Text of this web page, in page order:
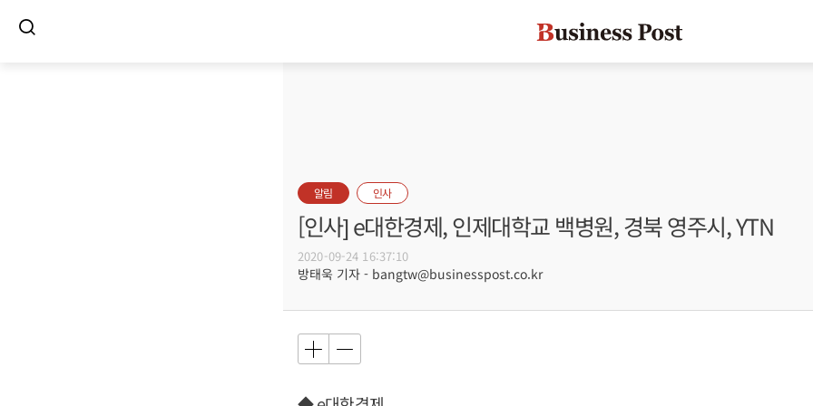
알림 인사
[인사] e대한경제, 인제대학교 백병원, 경북 영주시, YTN
2020-09-24 16:37:10
방태욱 기자 - bangtw@businesspost.co.kr